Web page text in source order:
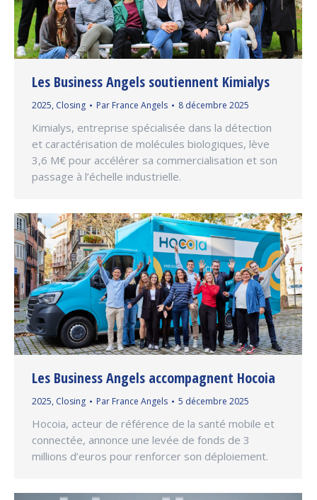
Les Business Angels soutiennent Kimialys
2025, Closing Par France Angels 8 décembre 2025
Kimialys, entreprise spécialisée dans la détection
et caractérisation de molécules biologiques, lève
3,6 M€ pour accélérer sa commercialisation et son
passage à l’échelle industrielle.
Les Business Angels accompagnent Hocoia
2025, Closing Par France Angels 5 décembre 2025
Hocoia, acteur de référence de la santé mobile et
connectée, annonce une levée de fonds de 3
millions d’euros pour renforcer son déploiement.